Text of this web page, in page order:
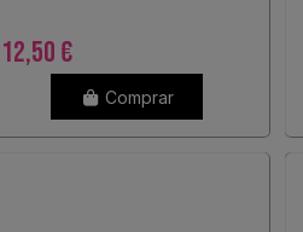
12,50 €
Comprar